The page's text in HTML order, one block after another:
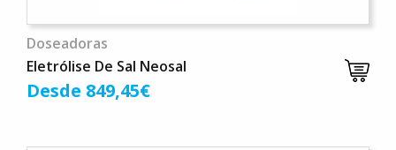
Doseadoras
Eletrólise De Sal Neosal
Desde 849,45€